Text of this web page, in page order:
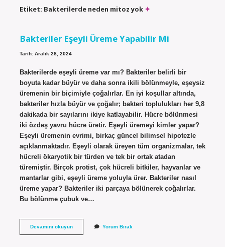
Etiket: Bakterilerde neden mitoz yok
Bakteriler Eşeyli Üreme Yapabilir Mi
Tarih: Aralık 28, 2024
Bakterilerde eşeyli üreme var mı? Bakteriler belirli bir
boyuta kadar büyür ve daha sonra ikili bölünmeyle, eşeysiz
üremenin bir biçimiyle çoğalırlar. En iyi koşullar altında,
bakteriler hızla büyür ve çoğalır; bakteri toplulukları her 9,8
dakikada bir sayılarını ikiye katlayabilir. Hücre bölünmesi
iki özdeş yavru hücre üretir. Eşeyli üremeyi kimler yapar?
Eşeyli üremenin evrimi, birkaç güncel bilimsel hipotezle
açıklanmaktadır. Eşeyli olarak üreyen tüm organizmalar, tek
hücreli ökaryotik bir türden ve tek bir ortak atadan
türemiştir. Birçok protist, çok hücreli bitkiler, hayvanlar ve
mantarlar gibi, eşeyli üreme yoluyla ürer. Bakteriler nasıl
üreme yapar? Bakteriler iki parçaya bölünerek çoğalırlar.
Bu bölünme çubuk ve…
Devamını okuyunBakteriler
Yorum Bırak